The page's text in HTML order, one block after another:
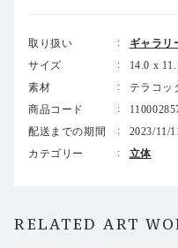
GALLERY TSUBAKI
伊津野 雄二
2023年10月28日[土] - 11
Close on Sundays,
取り扱い
ギャラリ
サイズ
14.0 x
素材
テラコッ
商品コード
配送までの期間
2023/11/
カテゴリー
立体
RELATED ART